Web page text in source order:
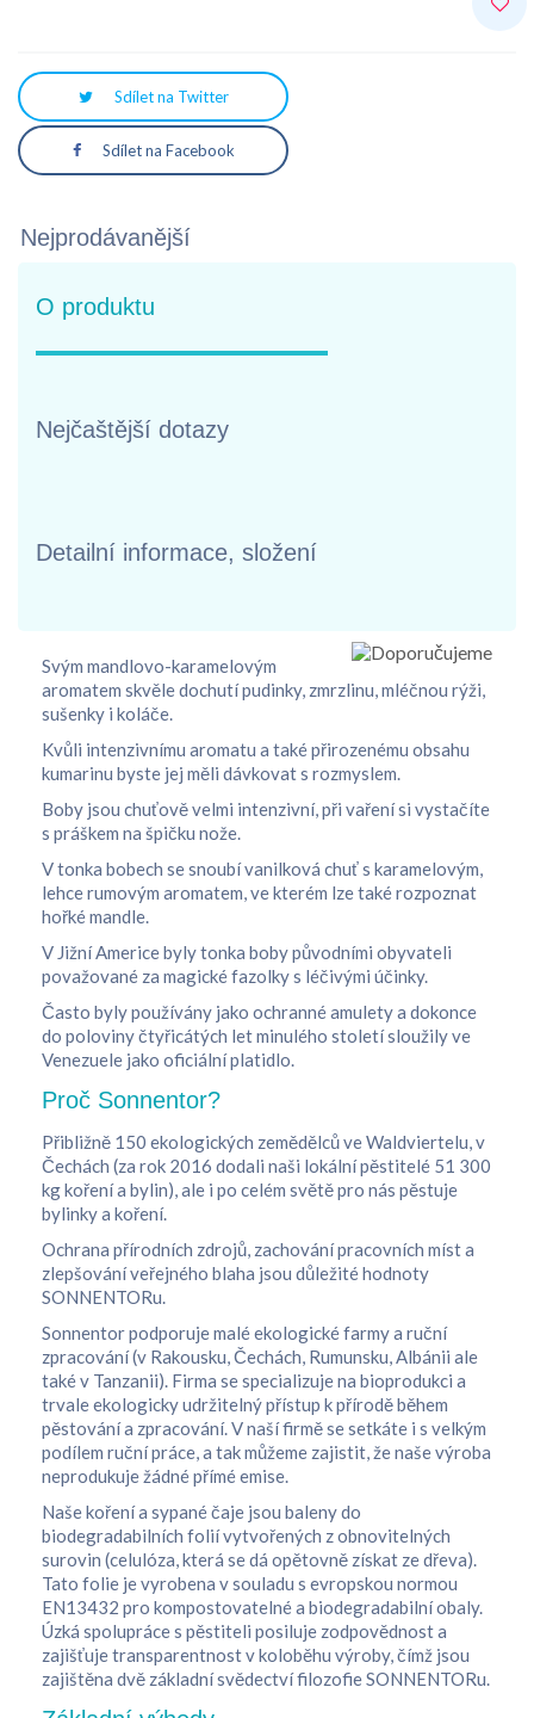
Sdílet na Twitter
Sdílet na Facebook
Nejprodávanější
O produktu
Nejčaštější dotazy
Detailní informace, složení
Svým mandlovo-karamelovým
aromatem skvěle dochutí pudinky, zmrzlinu, mléčnou rýži,
sušenky i koláče.
Kvůli intenzivnímu aromatu a také přirozenému obsahu
kumarinu byste jej měli dávkovat s rozmyslem.
Boby jsou chuťově velmi intenzivní, při vaření si vystačíte
s práškem na špičku nože.
V tonka bobech se snoubí vanilková chuť s karamelovým,
lehce rumovým aromatem, ve kterém lze také rozpoznat
hořké mandle.
V Jižní Americe byly tonka boby původními obyvateli
považované za magické fazolky s léčivými účinky.
Často byly používány jako ochranné amulety a dokonce
do poloviny čtyřicátých let minulého století sloužily ve
Venezuele jako oficiální platidlo.
Proč Sonnentor?
Přibližně 150 ekologických zemědělců ve Waldviertelu, v
Čechách (za rok 2016 dodali naši lokální pěstitelé 51 300
kg koření a bylin), ale i po celém světě pro nás pěstuje
bylinky a koření.
Ochrana přírodních zdrojů, zachování pracovních míst a
zlepšování veřejného blaha jsou důležité hodnoty
SONNENTORu.
Sonnentor podporuje malé ekologické farmy a ruční
zpracování (v Rakousku, Čechách, Rumunsku, Albánii ale
také v Tanzanii). Firma se specializuje na bioprodukci a
trvale ekologicky udržitelný přístup k přírodě během
pěstování a zpracování. V naší firmě se setkáte i s velkým
podílem ruční práce, a tak můžeme zajistit, že naše výroba
neprodukuje žádné přímé emise.
Naše koření a sypané čaje jsou baleny do
biodegradabilních folií vytvořených z obnovitelných
surovin (celulóza, která se dá opětovně získat ze dřeva).
Tato folie je vyrobena v souladu s evropskou normou
EN13432 pro kompostovatelné a biodegradabilní obaly.
Úzká spolupráce s pěstiteli posiluje zodpovědnost a
zajišťuje transparentnost v koloběhu výroby, čímž jsou
zajištěna dvě základní svědectví filozofie SONNENTORu.